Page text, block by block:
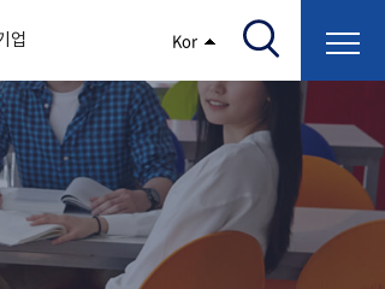
Kor
교직원 현황
회)보건바이오대학
간호학과
작업치료학과
임상병리학과
바이오제약산업학부
바이오코스메틱학과
원센터
학습역량강화
취업진로상담
학생증발급
정보광장(자료실)
간 지원
구소 학술회의 개최 경비 지원
센터 인권센터
용공고
업